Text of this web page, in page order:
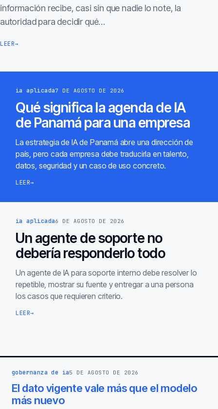
información recibe, casi sin que nadie lo note, la
autoridad para decidir qué…
LEER→
ia aplicada7 DE AGOSTO DE 2026
Qué significa la agenda de IA
de Panamá para una empresa
La estrategia de IA de Panamá abre una dirección de
país, pero cada empresa debe traducirla en talento,
datos, seguridad y un caso de uso concreto.
LEER→
ia aplicada6 DE AGOSTO DE 2026
Un agente de soporte no
debería responderlo todo
Un agente de IA para soporte interno debe resolver lo
repetible, mostrar su fuente y entregar a una persona
los casos que requieren criterio.
LEER→
gobernanza de ia5 DE AGOSTO DE 2026
El dato vigente vale más que el modelo
más nuevo